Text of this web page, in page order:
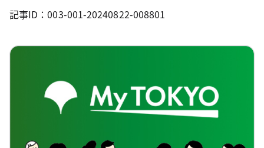
記事ID：003-001-20240822-008801